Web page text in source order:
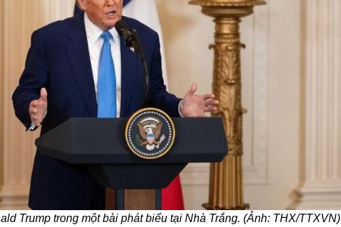
Trump trong một bài phát biểu tại Nhà Trắng. (Ảnh: THX/TTXVN)